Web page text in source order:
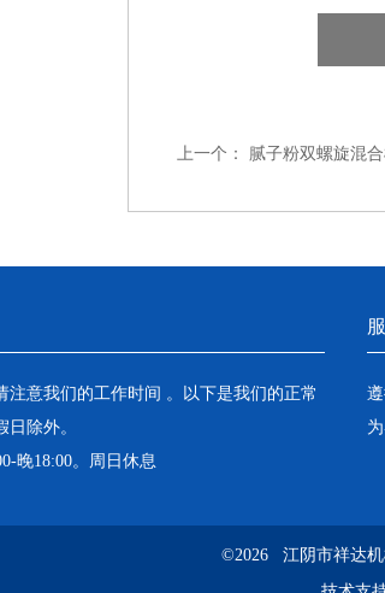
上一个： 腻子粉双螺旋混
注意我们的工作时间 。以下是我们的正常
除外。
晚18:00。周日休息
©2026 江阴市祥达机